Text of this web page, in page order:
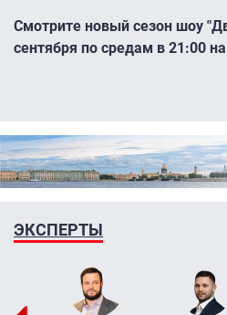
Смотрите новый сезон шоу
сентября по средам в 21:00
ЭКСПЕРТЫ